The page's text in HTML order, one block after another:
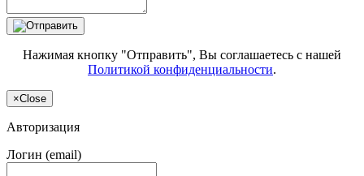
Нажимая кнопку "Отправить", Вы соглашаетесь с нашей
Политикой конфиденциальности.
×Close
Авторизация
Логин (email)